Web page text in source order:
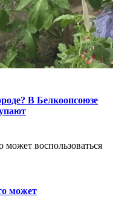
В Белкоопсоюзе
может